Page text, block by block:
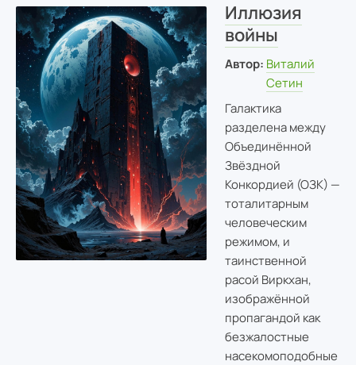
Иллюзия
войны
Автор: Виталий
Сетин
Галактика
разделена между
Объединённой
Звёздной
Конкордией (ОЗК) —
тоталитарным
человеческим
режимом, и
таинственной
расой Виркхан,
изображённой
пропагандой как
безжалостные
насекомоподобные